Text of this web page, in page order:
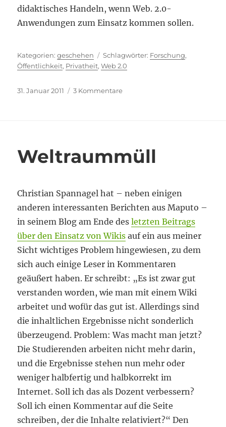
didaktisches Handeln, wenn Web. 2.0-
Anwendungen zum Einsatz kommen sollen.
Kategorien
geschehen Schlagwörter
Forschung,
Öffentlichkeit, Privatheit,Web 2.0
Veröffentlicht
31. Januar 2011 3 Kommentarezu
Weltraummüll
Christian Spannagel hat – neben einigen
anderen interessanten Berichten aus Maputo –
in seinem Blog am Ende desletzten Beitrags
über den Einsatz von Wikis auf ein aus meiner
Sicht wichtiges Problem hingewiesen, zu dem
sich auch einige Leser in Kommentaren
geäußert haben. Er schreibt: „Es ist zwar gut
verstanden worden, wie man mit einem Wiki
arbeitet und wofür das gut ist. Allerdings sind
die inhaltlichen Ergebnisse nicht sonderlich
überzeugend. Problem: Was macht man jetzt?
Die Studierenden arbeiten nicht mehr darin,
und die Ergebnisse stehen nun mehr oder
weniger halbfertig und halbkorrekt im
Internet. Soll ich das als Dozent verbessern?
Soll ich einen Kommentar auf die Seite
schreiben, der die Inhalte relativiert?“ Den